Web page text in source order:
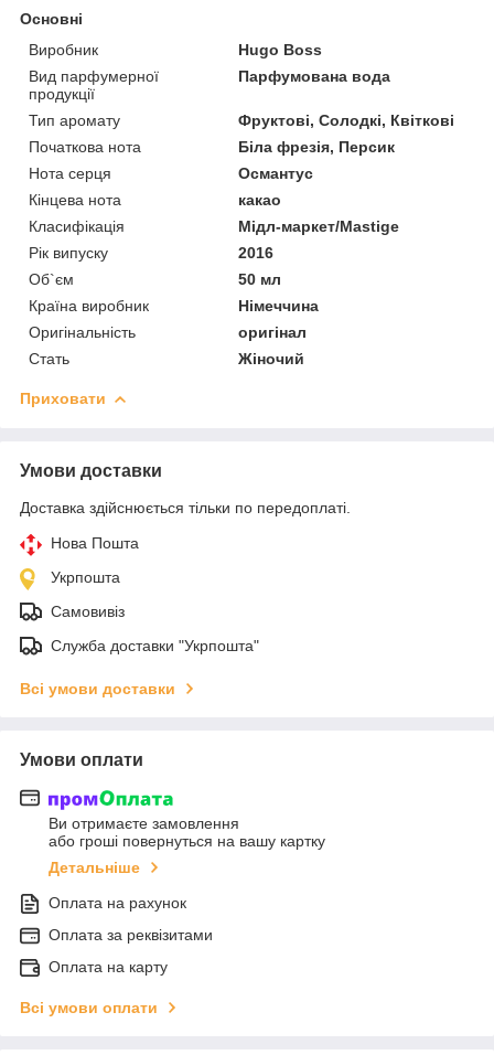
Основні
Виробник
Hugo Boss
Вид парфумерної
продукції
Парфумована вода
Тип аромату
Фруктові, Солодкі, Квіткові
Початкова нота
Біла фрезія, Персик
Нота серця
Османтус
Кінцева нота
какао
Класифікація
Мідл-маркет/Mastige
Рік випуску
2016
Об`єм
50 мл
Країна виробник
Німеччина
Оригінальність
оригінал
Стать
Жіночий
Приховати
Умови доставки
Доставка здійснюється тільки по передоплаті.
Нова Пошта
Укрпошта
Самовивіз
Служба доставки "Укрпошта"
Всі умови доставки
Умови оплати
Ви отримаєте замовлення
або гроші повернуться на вашу картку
Детальніше
Оплата на рахунок
Оплата за реквізитами
Оплата на карту
Всі умови оплати